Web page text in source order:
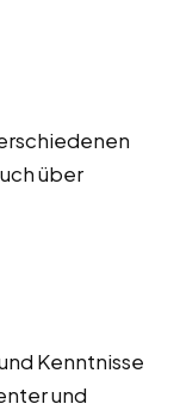
über
Kenntnisse
und